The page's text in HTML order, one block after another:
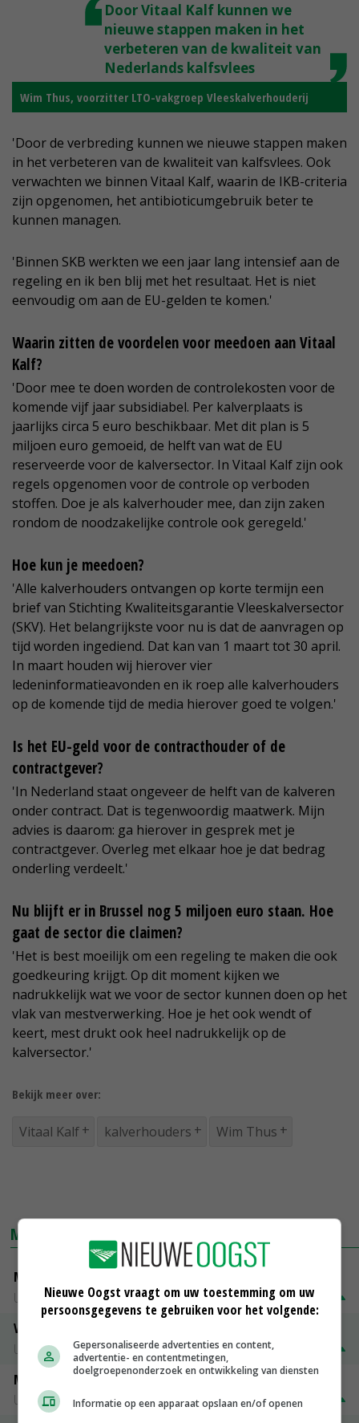
Door Vitaal Kalf kunnen we
nieuwe stappen maken in het
verbeteren van de kwaliteit van
Nederlands kalfsvlees
Wim Thus, voorzitter LTO-vakgroep Vleeskalverhouderij
'Door de verbreding kunnen we nieuwe stappen maken
in het verbeteren van de kwaliteit van kalfsvlees. Ook
verwachten we binnen Vitaal Kalf, waarin de IKB-criteria
zijn opgenomen, het antibioticumgebruik beter te
kunnen managen.
'Binnen SKB werkten we een jaar lang intensief aan de
regeling en ik ben blij met het resultaat. Het is niet
eenvoudig om aan de EU-gelden te komen.'
Waarin zitten de voordelen voor meedoen aan Vitaal
Kalf?
'Door mee te doen worden de controlekosten voor de
komende vijf jaar subsidiabel. Per kalverplaats is
jaarlijks circa 5 euro beschikbaar. Met dit plan is 5
miljoen euro gemoeid, de helft van wat de EU
reserveerde voor de kalversector. In Vitaal Kalf zijn ook
regels opgenomen voor de controle op verboden
stoffen. Doe je als kalverhouder mee, dan zijn zaken
rondom de noodzakelijke controle ook geregeld.'
Hoe kun je meedoen?
'Alle kalverhouders ontvangen op korte termijn een
brief van Stichting Kwaliteitsgarantie Vleeskalversector
(SKV). Het belangrijkste voor nu is dat de aanvragen op
tijd worden ingediend. Dat kan van 1 maart tot 30 april.
In maart houden wij hierover vier
ledeninformatieavonden en ik roep alle kalverhouders
op de komende tijd de media hierover goed te volgen.'
Is het EU-geld voor de contracthouder of de
contractgever?
'In Nederland staat ongeveer de helft van de kalveren
onder contract. Dat is tegenwoordig maatwerk. Mijn
advies is daarom: ga hierover in gesprek met je
contractgever. Overleg met elkaar hoe je dat bedrag
onderling verdeelt.'
Nu blijft er in Brussel nog 5 miljoen euro staan. Hoe
gaat de sector die claimen?
'Het is best moeilijk om een regeling te maken die ook
goedkeuring krijgt. Op dit moment kijken we
nadrukkelijk wat we voor de sector kunnen doen op het
vlak van mestverwerking. Hoe je het ook wendt of
keert, mest drukt ook heel nadrukkelijk op de
kalversector.'
Bekijk meer over:
Vitaal Kalf kalverhouders Wim Thus
MARKTPRIJZEN
Mannelijk slachtstieren (O)
Utrecht
€ 26,50 € 0,50
Vrouwelijk worst 1e kwaliteit
Utrecht
€ 1,32
Mannelijk Slachtstieren ( R )
Utrecht
€ 1,25 € 0,10
Nieuwe Oogst vraagt om uw toestemming om uw
persoonsgegevens te gebruiken voor het volgende:
Gepersonaliseerde advertenties en content,
advertentie- en contentmetingen,
doelgroepenonderzoek en ontwikkeling van diensten
Informatie op een apparaat opslaan en/of openen